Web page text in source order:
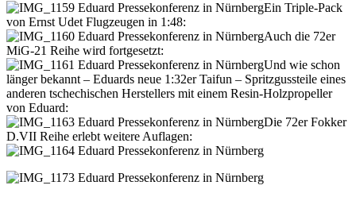
Ein Triple-Pack
von Ernst Udet Flugzeugen in 1:48:
Auch die 72er
MiG-21 Reihe wird fortgesetzt:
Und wie schon
länger bekannt – Eduards neue 1:32er Taifun – Spritzgussteile eines
anderen tschechischen Herstellers mit einem Resin-Holzpropeller
von Eduard:
Die 72er Fokker
D.VII Reihe erlebt weitere Auflagen: